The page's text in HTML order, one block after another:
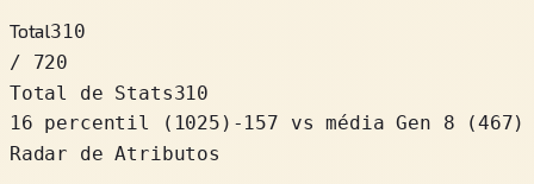
Total310
/ 720
Total de Stats310
16 percentil
( 1025 ) -157
vs média Gen 8 (467)
Radar de Atributos